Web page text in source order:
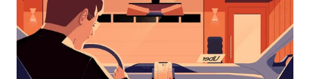
een
datum
te
selecteren.
Druk